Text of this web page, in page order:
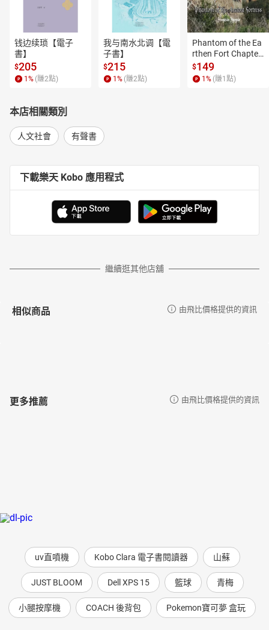
钱边续琐【電子
書】
$205
1 % (賺2點)
我与南水北调【電
子書】
$215
1 % (賺2點)
Phantom of the Ea
rthen Fort Chapter
4【有聲書】
$149
1 % (賺1 點)
本店相關類別
人文社會 有聲書
下載樂天 Kobo 應用程式
繼續逛其他店舖
相似商品 由飛比價格提供的資訊
更多推薦 由飛比價格提供的資訊
uv直噴機 Kobo Clara 電子書閱讀器 山蘇
JUST BLOOM Dell XPS 15 籃球 青梅
小腿按摩機 COACH 後背包 Pokemon寶可夢 盒玩